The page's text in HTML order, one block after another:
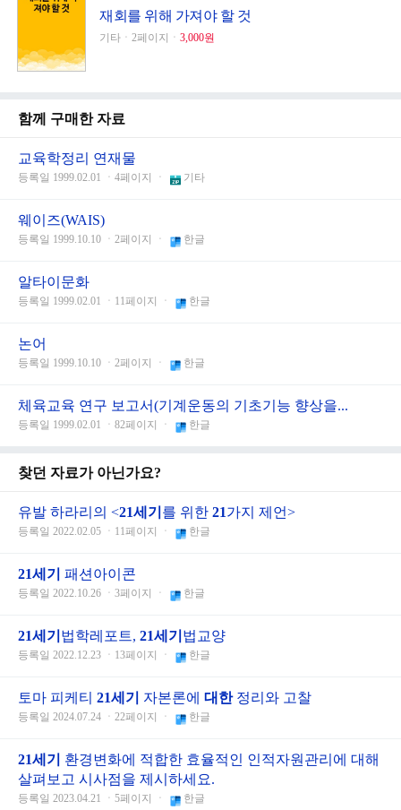
재회를 위해 가져야 할 것
기타ㆍ2페이지ㆍ 3,000원
함께 구매한 자료
교육학정리 연재물
등록일 1999.02.01 ㆍ4페이지 ㆍ 기타
웨이즈(WAIS)
등록일 1999.10.10 ㆍ2페이지 ㆍ 한글
알타이문화
등록일 1999.02.01 ㆍ11페이지 ㆍ 한글
논어
등록일 1999.10.10 ㆍ2페이지 ㆍ 한글
체육교육 연구 보고서(기계운동의 기초기능 향상을...
등록일 1999.02.01 ㆍ82페이지 ㆍ 한글
찾던 자료가 아닌가요?
유발 하라리의 <21세기 를 위한 21가지 제언>
등록일 2022.02.05 ㆍ11페이지 ㆍ 한글
21세기 패션아이콘
등록일 2022.10.26 ㆍ3페이지 ㆍ 한글
21세기 법학레포트, 21세기 법교양
등록일 2022.12.23 ㆍ13페이지 ㆍ 한글
토마 피케티 21세기 자본론에 대한정리와 고찰
등록일 2024.07.24 ㆍ22페이지 ㆍ 한글
21세기
환경변화에 적합한 효율적인 인적자원관리에 대해
살펴보고 시사점을 제시하세요.
등록일 2023.04.21 ㆍ5페이지 ㆍ 한글